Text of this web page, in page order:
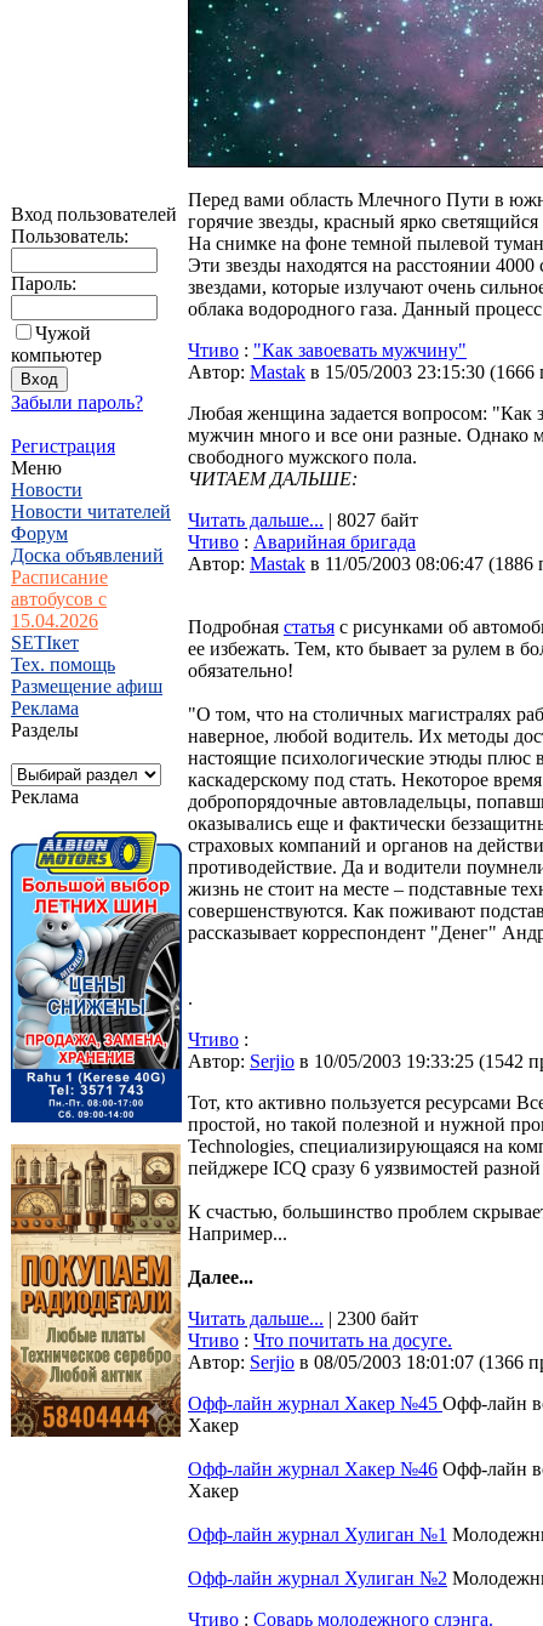
Вход пользователей
Пользователь:
Пароль:
Чужой
компьютер
Забыли пароль?
Регистрация
Меню
Новости
Новости читателей
Форум
Доска объявлений
Расписание
автобусов с
15.04.2026
SETIкет
Тех. помощь
Размещение афиш
Реклама
Разделы
Реклама
Перед вами область Млечного Пути в
горячие звезды, красный ярко
На снимке на фоне темной пылевой
Эти звезды находятся на расстоянии
звездами, которые излучают очень
облака водородного газа. Данный
Чтиво : "Как завоевать мужчину"
Автор: Мastak в 15/05/2003 23:15:30 (1666
Любая женщина задается вопросом: "Как
мужчин много и все они разные. Однако
свободного мужского пола.
ЧИТАЕМ ДАЛЬШЕ:
Читать дальше... | 8027 байт
Чтиво : Аварийная бригада
Автор: Мastak в 11/05/2003 08:06:47 (1886
Подробная статья с рисунками об
ее избежать. Тем, кто бывает за рулем в
обязательно!
"О том, что на столичных магистралях
наверное, любой водитель. Их методы
настоящие психологические этюды плюс
каскадерскому под стать. Некоторое
добропорядочные автовладельцы,
оказывались еще и фактически
страховых компаний и органов на
противодействие. Да и водители
жизнь не стоит на месте – подставные
совершенствуются. Как поживают
рассказывает корреспондент "Денег"
.
Чтиво :
Автор: Serjio в 10/05/2003 19:33:25 (1542
Тот, кто активно пользуется ресурсами
простой, но такой полезной и нужной
Technologies, специализирующаяся на
пейджере ICQ сразу 6 уязвимостей
К счастью, большинство проблем
Например...
Далее...
Читать дальше... | 2300 байт
Чтиво : Что почитать на досуге.
Автор: Serjio в 08/05/2003 18:01:07 (1366
Офф-лайн журнал Хакер №45 Офф-лайн
Хакер
Офф-лайн журнал Хакер №46 Офф-лайн
Хакер
Офф-лайн журнал Хулиган №1
Офф-лайн журнал Хулиган №2
Чтиво : Соварь молодежного слэнга.